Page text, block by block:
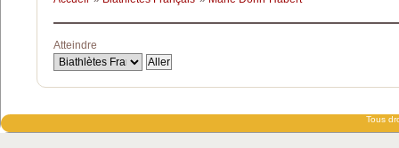
Atteindre
Tous